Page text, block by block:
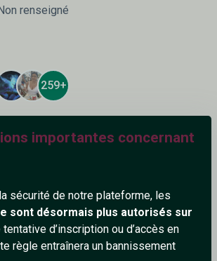
importantes concernant
sécurité de notre plateforme, les
sont désormais plus autorisés sur
tentative d’inscription ou d’accès en
règle entraînera un bannissement
renseigné
259+
(1)
19/1/2026